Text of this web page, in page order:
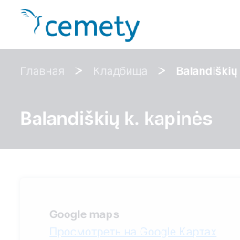
Главная > Кладбища >
Balandiškių k. kapinės
Google maps
Просмотреть на Google Картах